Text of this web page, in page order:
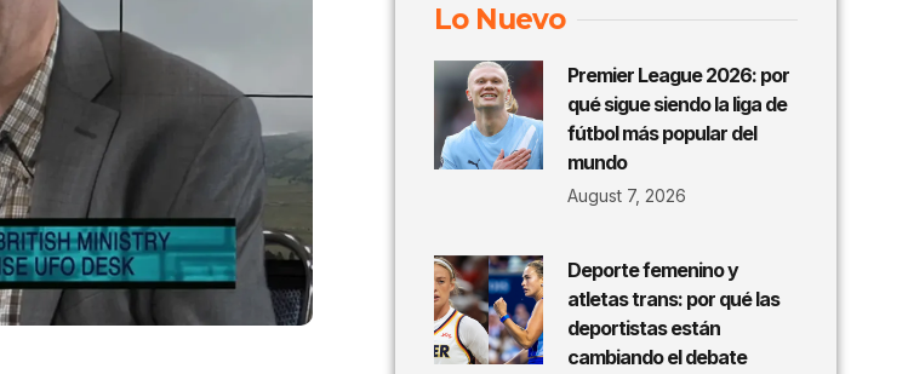
Lo Nuevo
Premier League 2026: por
qué sigue siendo la liga de
fútbol más popular del
mundo
August 7, 2026
Deporte femenino y
atletas trans: por qué las
deportistas están
cambiando el debate